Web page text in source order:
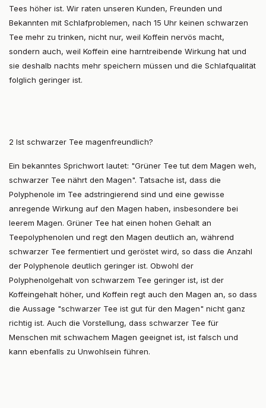
Tees höher ist. Wir raten unseren Kunden, Freunden und
Bekannten mit Schlafproblemen, nach 15 Uhr keinen schwarzen
Tee mehr zu trinken, nicht nur, weil Koffein nervös macht,
sondern auch, weil Koffein eine harntreibende Wirkung hat und
sie deshalb nachts mehr speichern müssen und die Schlafqualität
folglich geringer ist.
2 Ist schwarzer Tee magenfreundlich?
Ein bekanntes Sprichwort lautet: "Grüner Tee tut dem Magen weh,
schwarzer Tee nährt den Magen". Tatsache ist, dass die
Polyphenole im Tee adstringierend sind und eine gewisse
anregende Wirkung auf den Magen haben, insbesondere bei
leerem Magen. Grüner Tee hat einen hohen Gehalt an
Teepolyphenolen und regt den Magen deutlich an, während
schwarzer Tee fermentiert und geröstet wird, so dass die Anzahl
der Polyphenole deutlich geringer ist. Obwohl der
Polyphenolgehalt von schwarzem Tee geringer ist, ist der
Koffeingehalt höher, und Koffein regt auch den Magen an, so dass
die Aussage "schwarzer Tee ist gut für den Magen" nicht ganz
richtig ist. Auch die Vorstellung, dass schwarzer Tee für
Menschen mit schwachem Magen geeignet ist, ist falsch und
kann ebenfalls zu Unwohlsein führen.